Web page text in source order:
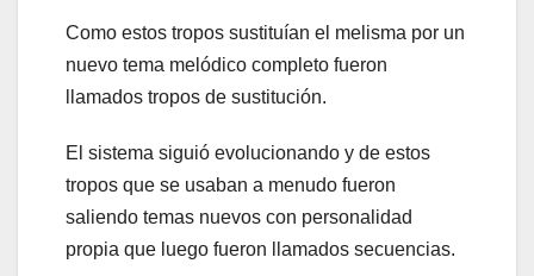
Como estos tropos sustituían el melisma por un
nuevo tema melódico completo fueron
llamados tropos de sustitución.
El sistema siguió evolucionando y de estos
tropos que se usaban a menudo fueron
saliendo temas nuevos con personalidad
propia que luego fueron llamados secuencias.